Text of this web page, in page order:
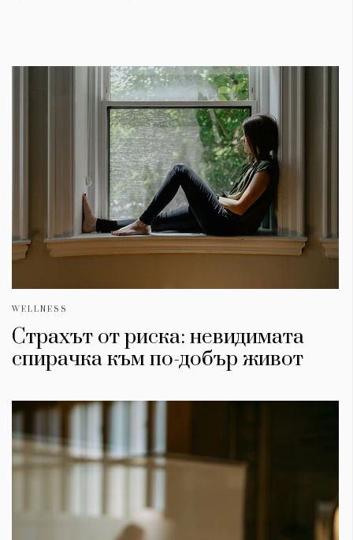
WELLNESS
Страхът от риска: невидимата
спирачка към по-добър живот